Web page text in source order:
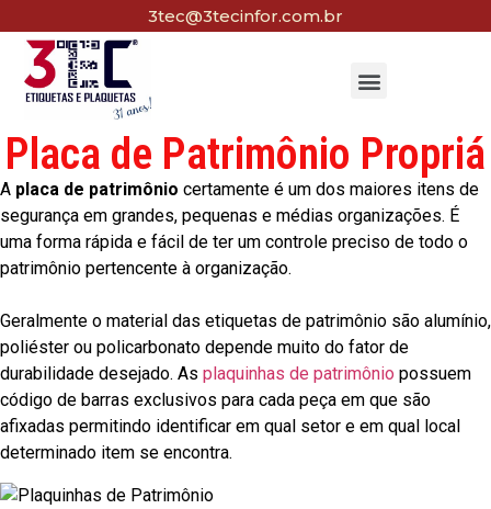
3tec@3tecinfor.com.br
Placa de Patrimônio Propriá
A placa de patrimônio certamente é um dos maiores itens de
segurança em grandes, pequenas e médias organizações. É
uma forma rápida e fácil de ter um controle preciso de todo o
patrimônio pertencente à organização.
Geralmente o material das etiquetas de patrimônio são alumínio,
poliéster ou policarbonato depende muito do fator de
durabilidade desejado. As plaquinhas de patrimônio possuem
código de barras exclusivos para cada peça em que são
afixadas permitindo identificar em qual setor e em qual local
determinado item se encontra.